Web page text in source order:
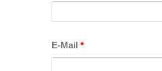
E-Mail*